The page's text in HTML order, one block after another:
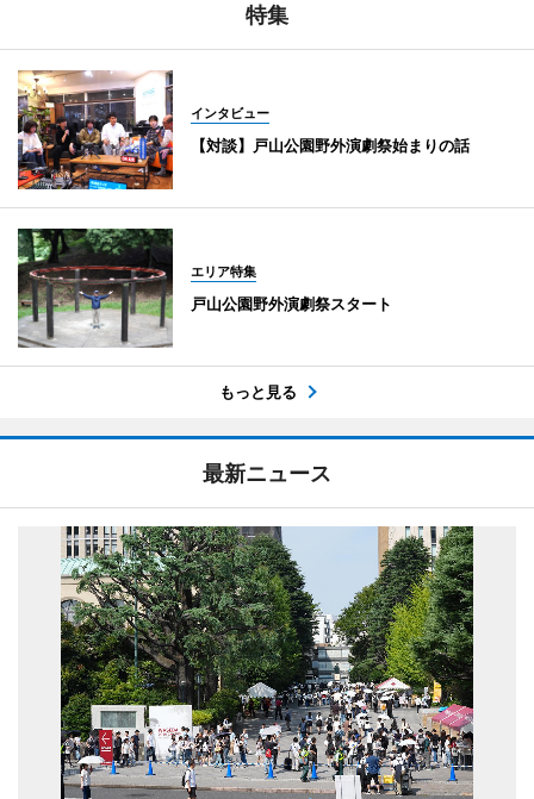
特集
インタビュー
【対談】戸山公園野外演劇祭始まりの話
エリア特集
戸山公園野外演劇祭スタート
もっと見る
最新ニュース